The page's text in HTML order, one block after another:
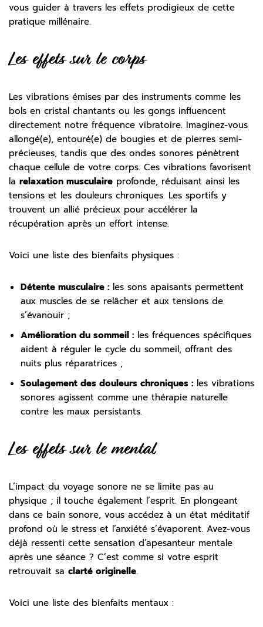
vous guider à travers les effets prodigieux de cette
pratique millénaire.
Les effets sur le corps
Les vibrations émises par des instruments comme les
bols en cristal chantants ou les gongs influencent
directement notre fréquence vibratoire. Imaginez-vous
allongé(e), entouré(e) de bougies et de pierres semi-
précieuses, tandis que des ondes sonores pénètrent
chaque cellule de votre corps. Ces vibrations favorisent
la relaxation musculaire profonde, réduisant ainsi les
tensions et les douleurs chroniques. Les sportifs y
trouvent un allié précieux pour accélérer la
récupération après un effort intense.
Voici une liste des bienfaits physiques :
Détente musculaire : les sons apaisants permettent
aux muscles de se relâcher et aux tensions de
s’évanouir ;
Amélioration du sommeil : les fréquences spécifiques
aident à réguler le cycle du sommeil, offrant des
nuits plus réparatrices ;
Soulagement des douleurs chroniques : les vibrations
sonores agissent comme une thérapie naturelle
contre les maux persistants.
Les effets sur le mental
L’impact du voyage sonore ne se limite pas au
physique ; il touche également l’esprit. En plongeant
dans ce bain sonore, vous accédez à un état méditatif
profond où le stress et l’anxiété s’évaporent. Avez-vous
déjà ressenti cette sensation d’apesanteur mentale
après une séance ? C’est comme si votre esprit
retrouvait sa clarté originelle.
Voici une liste des bienfaits mentaux :